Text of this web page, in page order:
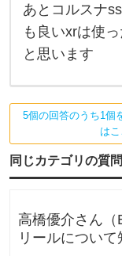
0
0
0
～
は
6
に
更
れ
る
性
が
高
あとコルスナ
も良いxrは使
と思います
5個の回答のうち1個
は
同じカテゴリの質問
高橋優介さん（
リールについ